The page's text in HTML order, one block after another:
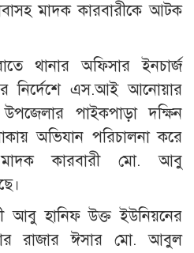
মাদক কারবারীকে আটক
থানার অফিসার ইনচার্জ
নির্দেশে এস.আই আনোয়ার
পাইকপাড়া দক্ষিন
অভিযান পরিচালনা করে
কারবারী মো. আবু
আবু হানিফ উক্ত ইউনিয়নের
রাজার ঈসার মো. আবুল